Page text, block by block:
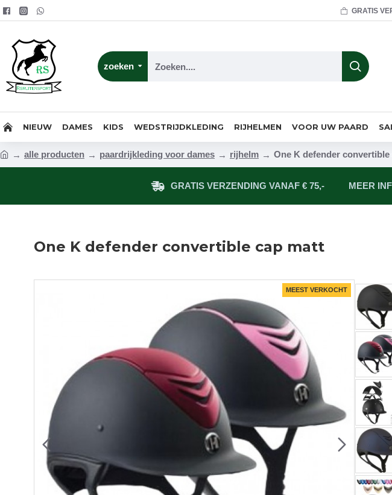
GRATIS
zoeken
NIEUW DAMES KIDS WEDSTRIJDKLEDING RIJHELMEN VOOR UW PAARD
alle producten paardrijkleding voor dames rijhelm One K defender convertible
GRATIS VERZENDING VANAF € 75,- MEER
One K defender convertible cap matt
MEEST VERKOCHT